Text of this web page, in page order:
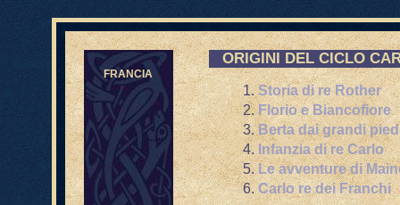
FRANCIA
ORIGINI DEL CICLO
Storia di re Rother
Florio e Biancofiore
Berta dai grandi
Infanzia di re Carlo
Le avventure di
Carlo re dei Franchi